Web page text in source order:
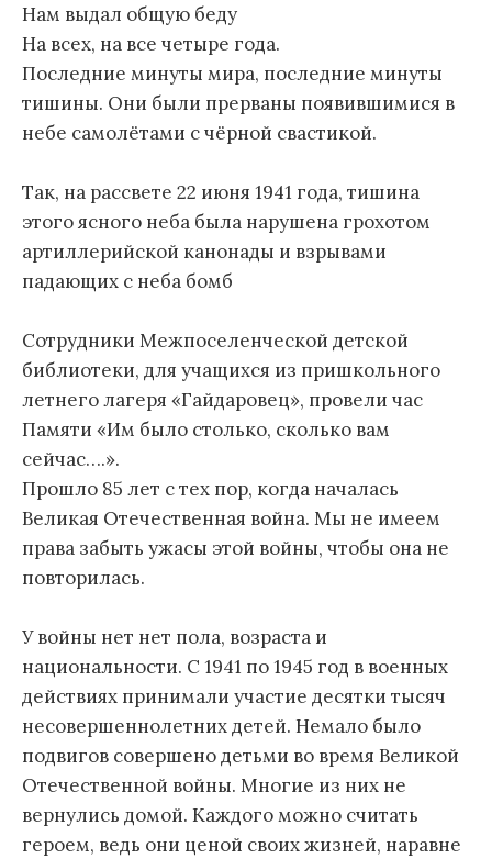
Нам выдал общую беду
На всех, на все четыре года.
Последние минуты мира, последние минуты
тишины. Они были прерваны появившимися в
небе самолётами с чёрной свастикой.
Так, на рассвете 22 июня 1941 года, тишина
этого ясного неба была нарушена грохотом
артиллерийской канонады и взрывами
падающих с неба бомб
Сотрудники Межпоселенческой детской
библиотеки, для учащихся из пришкольного
летнего лагеря «Гайдаровец», провели час
Памяти «Им было столько, сколько вам
сейчас….».
Прошло 85 лет с тех пор, когда началась
Великая Отечественная война. Мы не имеем
права забыть ужасы этой войны, чтобы она не
повторилась.
У войны нет нет пола, возраста и
национальности. С 1941 по 1945 год в военных
действиях принимали участие десятки тысяч
несовершеннолетних детей. Немало было
подвигов совершено детьми во время Великой
Отечественной войны. Многие из них не
вернулись домой. Каждого можно считать
героем, ведь они ценой своих жизней, наравне